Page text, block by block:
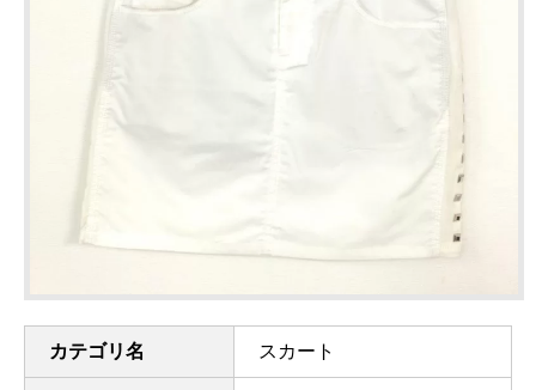
カテゴリ名 スカート